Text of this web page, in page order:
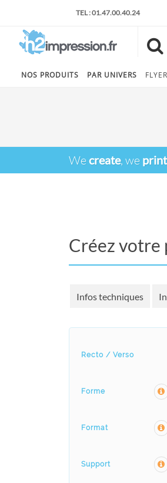
TEL : 01.47.00.40.24
NOS PRODUITS PAR UNIVERS
Wecreate, we print
Créez votre
Infos techniques
Recto / Verso
Forme
Format
Support